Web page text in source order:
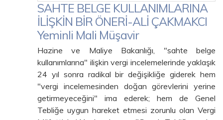
SAHTE BELGE KULLANIMLARINA
İLİŞKİN BİR ÖNERİ-ALİ ÇAKMAKCI
Yeminli Mali Müşavir
Hazine ve Maliye Bakanlığı, "sahte belge
kullanımlarına" ilişkin vergi incelemelerinde yaklaşık
24 yıl sonra radikal bir değişikliğe giderek hem
"vergi incelemesinden doğan görevlerini yerine
getirmeyeceğini" ima ederek; hem de Genel
Tebliğe uygun hareket etmesi zorunlu olan Vergi